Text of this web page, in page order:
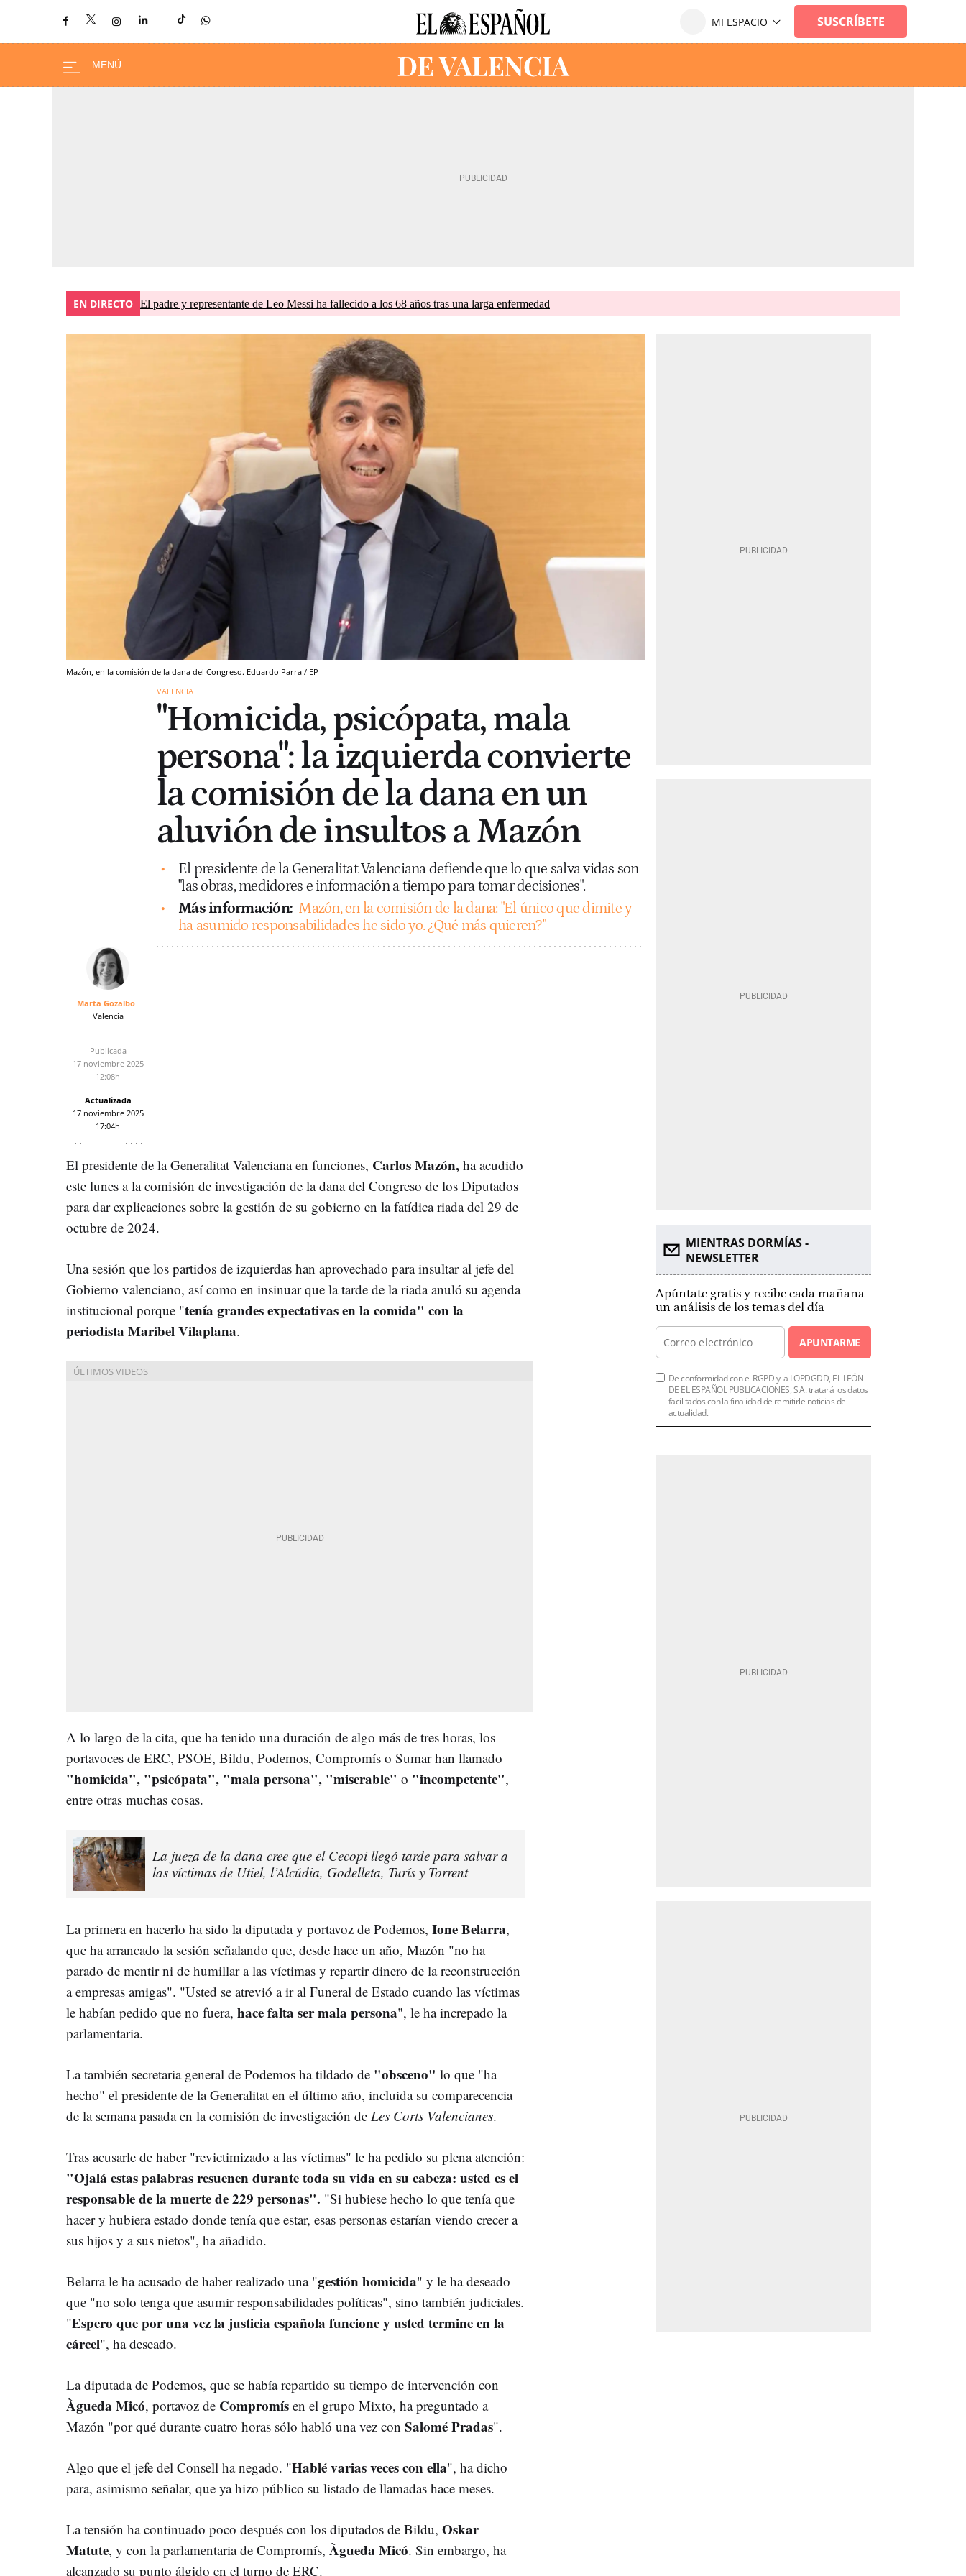
EN DIRECTO El padre y representante de Leo Messi ha fallecido a los 68 años tras una larga enfermedad
Mazón, en la comisión de la dana del Congreso. Eduardo Parra / EP
VALENCIA
"Homicida, psicópata, mala
persona": la izquierda convierte
la comisión de la dana en un
aluvión de insultos a Mazón
El presidente de la Generalitat Valenciana defiende que lo que salva vidas son
"las obras, medidores e información a tiempo para tomar decisiones".
Más información: Mazón, en la comisión de la dana: "El único que dimite y
ha asumido responsabilidades he sido yo. ¿Qué más quieren?"
Marta Gozalbo
Valencia
Publicada
17 noviembre 2025
12:08h
Actualizada
17 noviembre 2025
17:04h
El presidente de la Generalitat Valenciana en funciones, Carlos Mazón, ha acudido
este lunes a la comisión de investigación de la dana del Congreso de los Diputados
para dar explicaciones sobre la gestión de su gobierno en la fatídica riada del 29 de
octubre de 2024.
Una sesión que los partidos de izquierdas han aprovechado para insultar al jefe del
Gobierno valenciano, así como en insinuar que la tarde de la riada anuló su agenda
institucional porque "tenía grandes expectativas en la comida" con la
periodista Maribel Vilaplana.
A lo largo de la cita, que ha tenido una duración de algo más de tres horas, los
portavoces de ERC, PSOE, Bildu, Podemos, Compromís o Sumar han llamado
"homicida", "psicópata", "mala persona", "miserable" o "incompetente",
entre otras muchas cosas.
La jueza de la dana cree que el Cecopi llegó tarde para salvar a
las víctimas de Utiel, l’Alcúdia, Godelleta, Turís y Torrent
La primera en hacerlo ha sido la diputada y portavoz de Podemos, Ione Belarra,
que ha arrancado la sesión señalando que, desde hace un año, Mazón "no ha
parado de mentir ni de humillar a las víctimas y repartir dinero de la reconstrucción
a empresas amigas". "Usted se atrevió a ir al Funeral de Estado cuando las víctimas
le habían pedido que no fuera, hace falta ser mala persona", le ha increpado la
parlamentaria.
La también secretaria general de Podemos ha tildado de "obsceno" lo que "ha
hecho" el presidente de la Generalitat en el último año, incluida su comparecencia
de la semana pasada en la comisión de investigación de Les Corts Valencianes.
Tras acusarle de haber "revictimizado a las víctimas" le ha pedido su plena atención:
"Ojalá estas palabras resuenen durante toda su vida en su cabeza: usted es el
responsable de la muerte de 229 personas". "Si hubiese hecho lo que tenía que
hacer y hubiera estado donde tenía que estar, esas personas estarían viendo crecer a
sus hijos y a sus nietos", ha añadido.
Belarra le ha acusado de haber realizado una "gestión homicida" y le ha deseado
que "no solo tenga que asumir responsabilidades políticas", sino también judiciales.
"Espero que por una vez la justicia española funcione y usted termine en la
cárcel", ha deseado.
La diputada de Podemos, que se había repartido su tiempo de intervención con
Àgueda Micó, portavoz de Compromís en el grupo Mixto, ha preguntado a
Mazón "por qué durante cuatro horas sólo habló una vez con Salomé Pradas".
Algo que el jefe del Consell ha negado. "Hablé varias veces con ella", ha dicho
para, asimismo señalar, que ya hizo público su listado de llamadas hace meses.
La tensión ha continuado poco después con los diputados de Bildu, Oskar
Matute, y con la parlamentaria de Compromís, Àgueda Micó. Sin embargo, ha
alcanzado su punto álgido en el turno de ERC.
MIENTRAS DORMÍAS -
NEWSLETTER
Apúntate gratis y recibe cada mañana
un análisis de los temas del día
APUNTARME
De conformidad con el RGPD y la LOPDGDD, EL LEÓN
DE EL ESPAÑOL PUBLICACIONES, S.A. tratará los datos
facilitados con la finalidad de remitirle noticias de
actualidad.